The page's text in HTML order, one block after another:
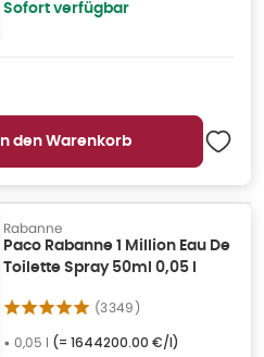
Sofort verfügbar
In den Warenkorb
Rabanne
Paco Rabanne 1 Million Eau De
Toilette Spray 50ml 0,05 l
(3349)
• 0,05 l (= 1644200.00 €/l)